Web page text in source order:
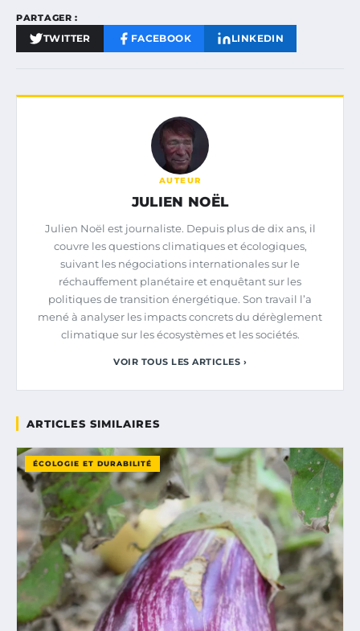
PARTAGER :
TWITTER FACEBOOK LINKEDIN
AUTEUR
JULIEN NOËL
Julien Noël est journaliste. Depuis plus de dix ans, il
couvre les questions climatiques et écologiques,
suivant les négociations internationales sur le
réchauffement planétaire et enquêtant sur les
politiques de transition énergétique. Son travail l’a
mené à analyser les impacts concrets du dérèglement
climatique sur les écosystèmes et les sociétés.
VOIR TOUS LES ARTICLES ›
ARTICLES SIMILAIRES
ÉCOLOGIE ET DURABILITÉ